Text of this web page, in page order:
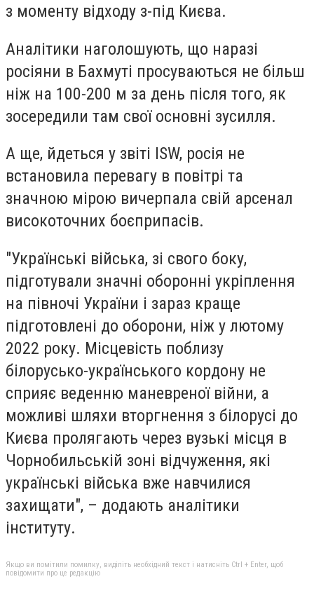
з моменту відходу з-під Києва.
Аналітики наголошують, що наразі
росіяни в Бахмуті просуваються не більш
ніж на 100-200 м за день після того, як
зосередили там свої основні зусилля.
А ще, йдеться у звіті ISW, росія не
встановила перевагу в повітрі та
значною мірою вичерпала свій арсенал
високоточних боєприпасів.
"Українські війська, зі свого боку,
підготували значні оборонні укріплення
на півночі України і зараз краще
підготовлені до оборони, ніж у лютому
2022 року. Місцевість поблизу
білорусько-українського кордону не
сприяє веденню маневреної війни, а
можливі шляхи вторгнення з білорусі до
Києва пролягають через вузькі місця в
Чорнобильській зоні відчуження, які
українські війська вже навчилися
захищати", – додають аналітики
інституту.
Якщо ви помітили помилку, виділіть необхідний текст і натисніть Ctrl + Enter, щоб
повідомити про це редакцію